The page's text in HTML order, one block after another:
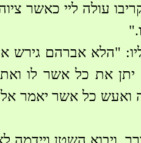
עולה ליי כאשר
"הלא אברהם גירש
את כל אשר לו
ואעש כל אשר יאמר